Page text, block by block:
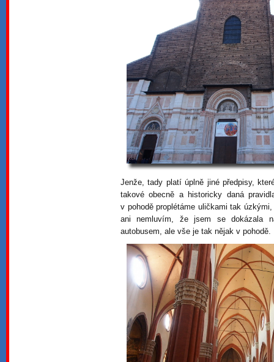
Jenže, tady platí úplně jiné předpisy,
takové obecně a historicky daná
v pohodě proplétáme uličkami tak
ani nemluvím, že jsem se dokázala
autobusem, ale vše je tak nějak v pohodě.